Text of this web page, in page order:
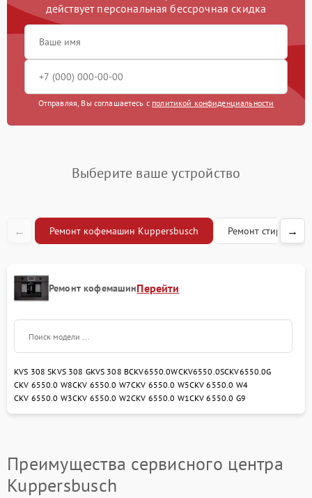
Замена жерновов 1200 рублей
Чистка жиклера 1000 рублей
действует персональная бессрочная скидка
Отправляя, Вы соглашаетесь с политикой конфиденциальности
Выберите ваше устройство
← Ремонт кофемашин Kuppersbusch Ремонт →
Ремонт кофемашинПерейти
KVS 308 SKVS 308 GKVS 308 BCKV6550.0WCKV6550.0SCKV6550.0G
CKV 6550.0 W8CKV 6550.0 W7CKV 6550.0 W5CKV 6550.0 W4
CKV 6550.0 W3CKV 6550.0 W2CKV 6550.0 W1CKV 6550.0 G9
Преимущества сервисного центра
Kuppersbusch